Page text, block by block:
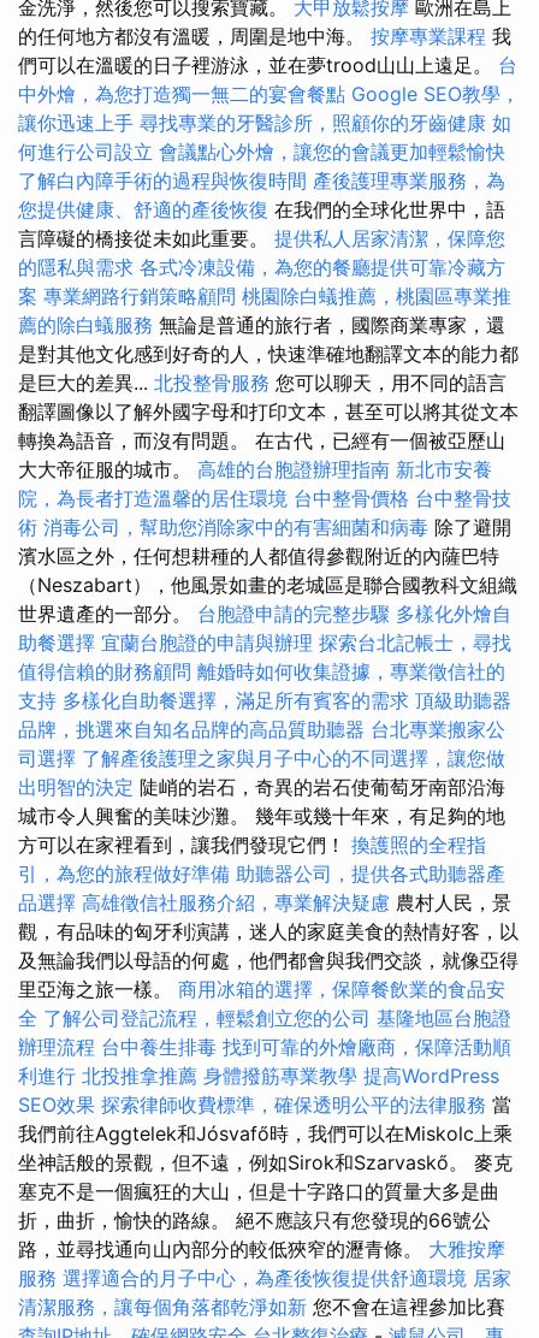
金洗淨，然後您可以搜索寶藏。 大甲放鬆按摩 歐洲在島上
的任何地方都沒有溫暖，周圍是地中海。 按摩專業課程 我
們可以在溫暖的日子裡游泳，並在夢trood山山上遠足。 台
中外燴，為您打造獨一無二的宴會餐點 Google SEO教學，
讓你迅速上手 尋找專業的牙醫診所，照顧你的牙齒健康 如
何進行公司設立 會議點心外燴，讓您的會議更加輕鬆愉快
了解白內障手術的過程與恢復時間 產後護理專業服務，為
您提供健康、舒適的產後恢復 在我們的全球化世界中，語
言障礙的橋接從未如此重要。 提供私人居家清潔，保障您
的隱私與需求 各式冷凍設備，為您的餐廳提供可靠冷藏方
案 專業網路行銷策略顧問 桃園除白蟻推薦，桃園區專業推
薦的除白蟻服務 無論是普通的旅行者，國際商業專家，還
是對其他文化感到好奇的人，快速準確地翻譯文本的能力都
是巨大的差異... 北投整骨服務 您可以聊天，用不同的語言
翻譯圖像以了解外國字母和打印文本，甚至可以將其從文本
轉換為語音，而沒有問題。 在古代，已經有一個被亞歷山
大大帝征服的城市。 高雄的台胞證辦理指南 新北市安養
院，為長者打造溫馨的居住環境 台中整骨價格 台中整骨技
術 消毒公司，幫助您消除家中的有害細菌和病毒 除了避開
濱水區之外，任何想耕種的人都值得參觀附近的內薩巴特
（Neszabart），他風景如畫的老城區是聯合國教科文組織
世界遺產的一部分。 台胞證申請的完整步驟 多樣化外燴自
助餐選擇 宜蘭台胞證的申請與辦理 探索台北記帳士，尋找
值得信賴的財務顧問 離婚時如何收集證據，專業徵信社的
支持 多樣化自助餐選擇，滿足所有賓客的需求 頂級助聽器
品牌，挑選來自知名品牌的高品質助聽器 台北專業搬家公
司選擇 了解產後護理之家與月子中心的不同選擇，讓您做
出明智的決定 陡峭的岩石，奇異的岩石使葡萄牙南部沿海
城市令人興奮的美味沙灘。 幾年或幾十年來，有足夠的地
方可以在家裡看到，讓我們發現它們！ 換護照的全程指
引，為您的旅程做好準備 助聽器公司，提供各式助聽器產
品選擇 高雄徵信社服務介紹，專業解決疑慮 農村人民，景
觀，有品味的匈牙利演講，迷人的家庭美食的熱情好客，以
及無論我們以母語的何處，他們都會與我們交談，就像亞得
里亞海之旅一樣。 商用冰箱的選擇，保障餐飲業的食品安
全 了解公司登記流程，輕鬆創立您的公司 基隆地區台胞證
辦理流程 台中養生排毒 找到可靠的外燴廠商，保障活動順
利進行 北投推拿推薦 身體撥筋專業教學 提高WordPress
SEO效果 探索律師收費標準，確保透明公平的法律服務 當
我們前往Aggtelek和Jósvafő時，我們可以在Miskolc上乘
坐神話般的景觀，但不遠，例如Sirok和Szarvaskő。 麥克
塞克不是一個瘋狂的大山，但是十字路口的質量大多是曲
折，曲折，愉快的路線。 絕不應該只有您發現的66號公
路，並尋找通向山內部分的較低狹窄的瀝青條。 大雅按摩
服務 選擇適合的月子中心，為產後恢復提供舒適環境 居家
清潔服務，讓每個角落都乾淨如新 您不會在這裡參加比賽